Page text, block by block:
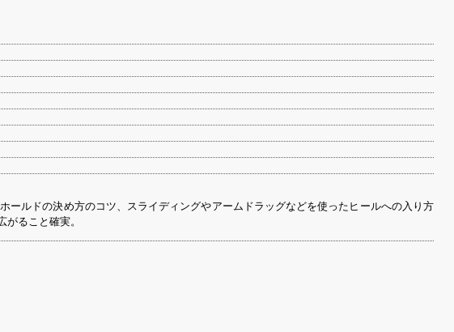
ルドの決め方のコツ、スライディングやアームドラッグなどを使ったヒールへの入り方
ること確実。